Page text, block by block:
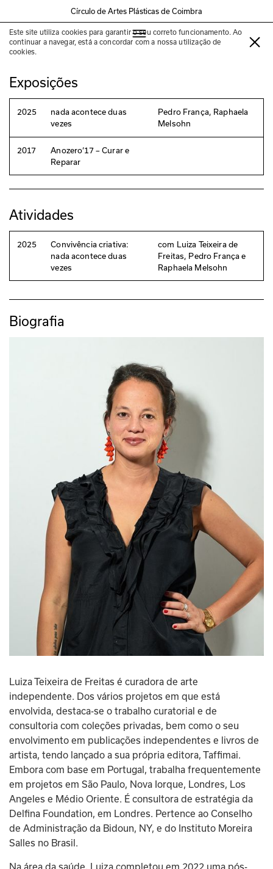
Círculo de Artes Plásticas de Coimbra
Este site utiliza cookies para garantir o seu correto funcionamento. Ao
continuar a navegar, está a concordar com a nossa utilização de
cookies.
Luiza Teixeira de Freitas
Exposições
2025
nada acontece duas
vezes
Pedro França, Raphaela
Melsohn
2017
Anozero‘17 – Curar e
Reparar
Atividades
2025
Convivência criativa:
nada acontece duas
vezes
com Luiza Teixeira de
Freitas, Pedro França e
Raphaela Melsohn
Biografia
Luiza Teixeira de Freitas é curadora de arte
independente. Dos vários projetos em que está
envolvida, destaca-se o trabalho curatorial e de
consultoria com coleções privadas, bem como o seu
envolvimento em publicações independentes e livros de
artista, tendo lançado a sua própria editora, Taffimai.
Embora com base em Portugal, trabalha frequentemente
em projetos em São Paulo, Nova Iorque, Londres, Los
Angeles e Médio Oriente. É consultora de estratégia da
Delfina Foundation, em Londres. Pertence ao Conselho
de Administração da Bidoun, NY, e do Instituto Moreira
Salles no Brasil.
Na área da saúde, Luiza completou em 2022 uma pós-